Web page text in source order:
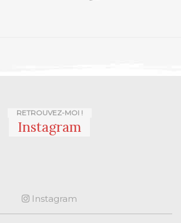
RETROUVEZ-MOI !
Instagram
Instagram